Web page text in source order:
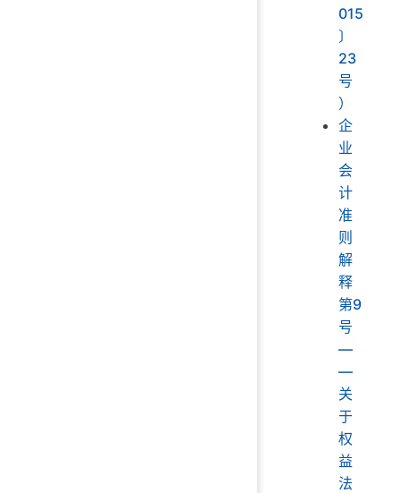
015
〕
23
号
）
企
业
会
计
准
则
解
释
第9
号
—
—
关
于
权
益
法